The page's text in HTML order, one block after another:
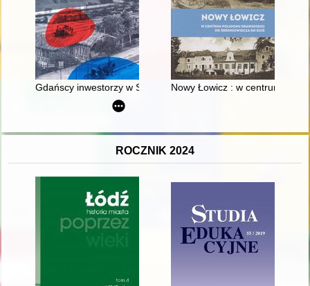
Gdańscy inwestorzy w Sopocie : prestiż finansowy i
Nowy Łowicz : w centrum
ROCZNIK 2024